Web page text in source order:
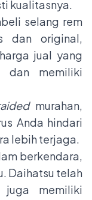
kualitasnya.
selang rem
dan original,
jual yang
dan memiliki
murahan,
Anda hindari
lebih terjaga.
berkendara,
Daihatsu telah
memiliki